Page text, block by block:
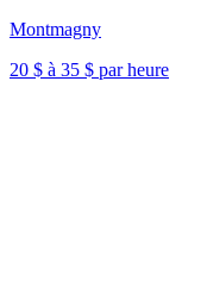
Montmagny
20 $ à 35 $ par heure